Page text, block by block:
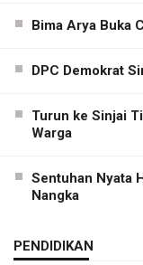
Bima Arya Buka
DPC Demokrat
Turun ke Sinjai
Warga
Sentuhan Nyata
Nangka
PENDIDIKAN